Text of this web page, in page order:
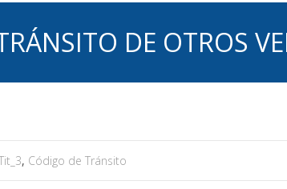
DE OTROS
, Código de Tránsito